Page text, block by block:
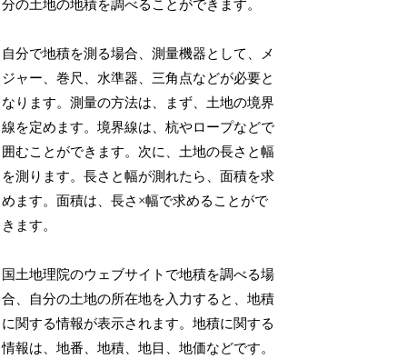
分の土地の地積を調べることができます。
自分で地積を測る場合、測量機器として、メ
ジャー、巻尺、水準器、三角点などが必要と
なります。測量の方法は、まず、土地の境界
線を定めます。境界線は、杭やロープなどで
囲むことができます。次に、土地の長さと幅
を測ります。長さと幅が測れたら、面積を求
めます。面積は、長さ×幅で求めることがで
きます。
国土地理院のウェブサイトで地積を調べる場
合、自分の土地の所在地を入力すると、地積
に関する情報が表示されます。地積に関する
情報は、地番、地積、地目、地価などです。